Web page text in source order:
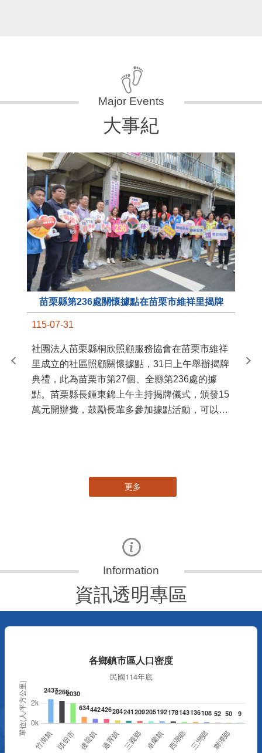
大事紀
苗栗縣第236處關懷據點在苗栗市維祥里揭牌
115-07-31
社團法人苗栗縣桐欣照顧服務協會在苗栗市維祥
里成立的社區照顧關懷據點，31日上午舉辦揭牌
典禮，此為苗栗市第27個、全縣第236處的據
點。苗栗縣長鍾東錦上午主持揭牌儀式，頒發15
萬元開辦費，鼓勵長輩多參加據點活動，可以更
苗
更多
資訊透明專區